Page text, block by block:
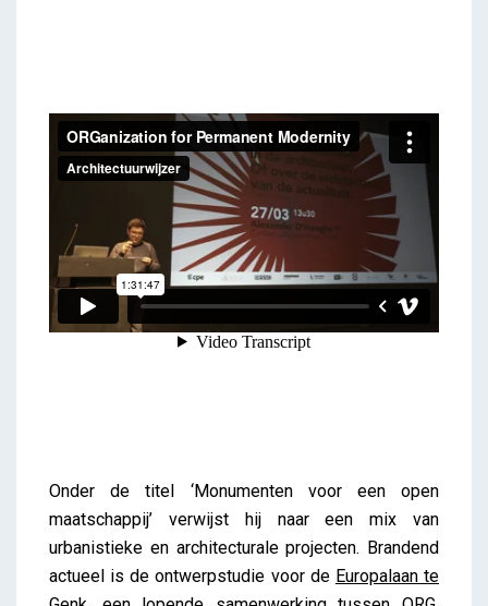
Onder de titel ‘Monumenten voor een open
maatschappij’ verwijst hij naar een mix van
urbanistieke en architecturale projecten. Brandend
actueel is de ontwerpstudie voor de Europalaan te